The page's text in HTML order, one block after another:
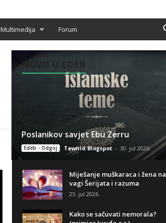
Multimedija Forum
NOVO U EDEB
Poslanikov savjet Ebu Zerru
Edeb - Odgoj Tewhid Blogspot - 30. jul 2026.
Miješanje muškaraca i žena na
vagi Šerijata i razuma
25. jul 2026.
Kako se sačuvati nemorala?